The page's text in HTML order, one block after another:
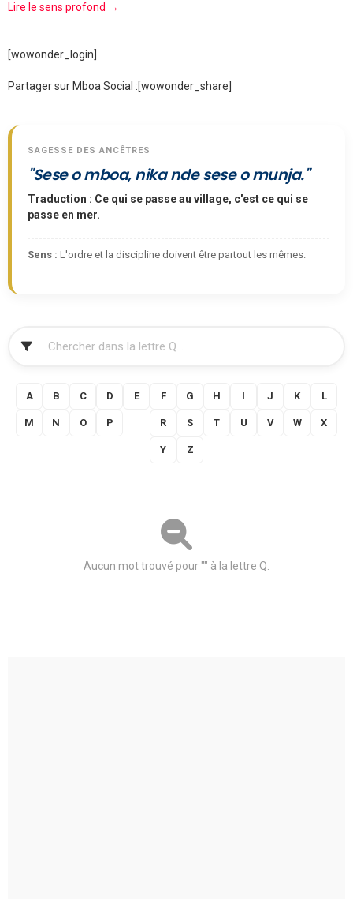
Lire le sens profond →
[wowonder_login]
Partager sur Mboa Social :[wowonder_share]
SAGESSE DES ANCÊTRES
"Sese o mboa, nika nde sese o munja."
Traduction : Ce qui se passe au village, c'est ce qui se
passe en mer.
Sens : L'ordre et la discipline doivent être partout les mêmes.
A B C D E F G H I J K L
M N O P R S T U V W X
Y Z
Aucun mot trouvé pour "" à la lettre Q.